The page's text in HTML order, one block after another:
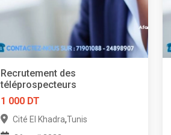
Recrutement des
téléprospecteurs
1 000 DT
Cité El Khadra,Tunis